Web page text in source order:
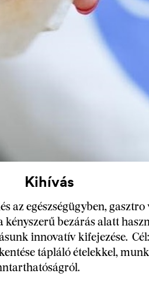
Kihívás
az egészségügyben,
kényszerű bezárás alatt
innovatív kifejezése.
tápláló ételekkel,